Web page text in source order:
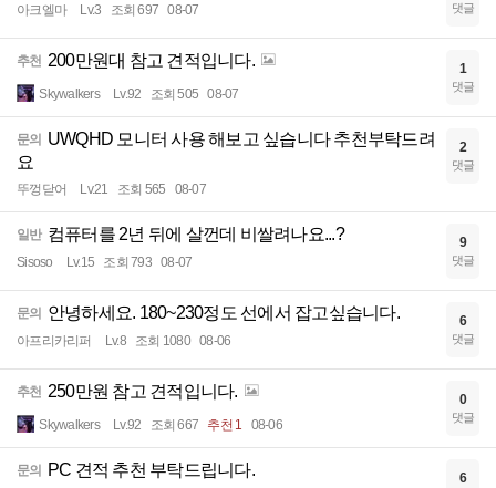
아크엘마 Lv.3 조회 697 08-07 댓글
추천 200만원대 참고 견적입니다.
Skywalkers Lv.92 조회 505 08-07
1
댓글
문의
UWQHD 모니터 사용 해보고 싶습니다 추천부탁드려
요
뚜껑닫어 Lv.21 조회 565 08-07
2
댓글
일반 컴퓨터를 2년 뒤에 살껀데 비쌀려나요...?
Sisoso Lv.15 조회 793 08-07
9
댓글
문의 안녕하세요. 180~230정도 선에서 잡고싶습니다.
아프리카리퍼 Lv.8 조회 1080 08-06
6
댓글
추천 250만원 참고 견적입니다.
Skywalkers Lv.92 조회 667 추천 1 08-06
0
댓글
문의 PC 견적 추천 부탁드립니다. 6